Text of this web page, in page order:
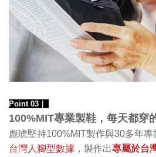
Point 03｜
100%MIT專業製鞋，每天都穿
彪琥堅持100%MIT製作與30多年專
台灣人腳型數據 ，製作出專屬於台